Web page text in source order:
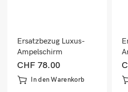
Ersatzbezug Luxus-
Ampelschirm
Sonnenschirmbezug
3,5×3,5m gelb
CHF 78.00
In den Warenkorb